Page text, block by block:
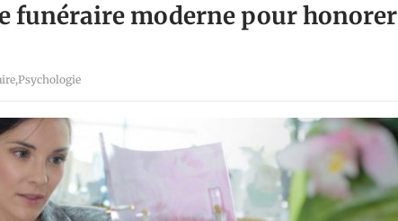
funéraire moderne pour honorer
,Psychologie